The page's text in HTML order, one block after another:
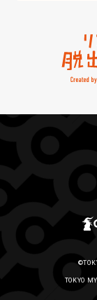
TOKYO